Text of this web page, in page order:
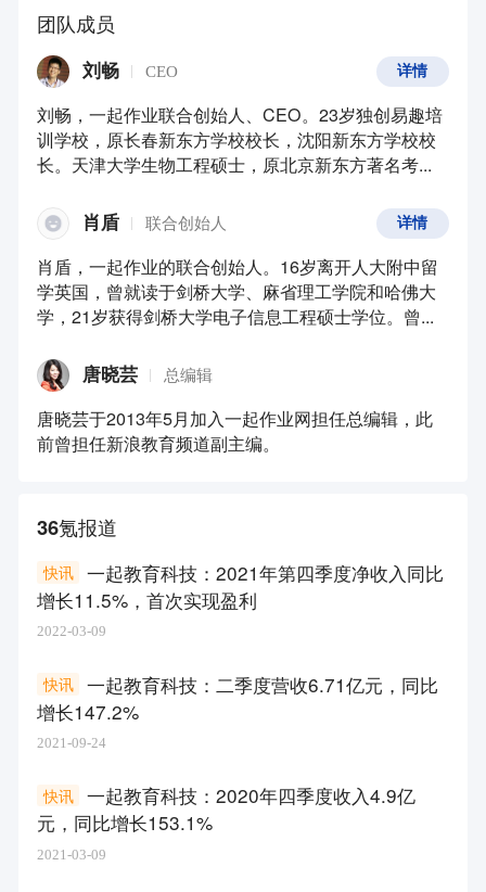
团队成员
刘畅 CEO
刘畅，一起作业联合创始人、CEO。23岁独创易趣培
训学校，原长春新东方学校校长，沈阳新东方学校校
长。天津大学生物工程硕士，原北京新东方著名考...
详情
肖盾 联合创始人
肖盾，一起作业的联合创始人。16岁离开人大附中留
学英国，曾就读于剑桥大学、麻省理工学院和哈佛大
学，21岁获得剑桥大学电子信息工程硕士学位。曾...
详情
唐晓芸 总编辑
唐晓芸于2013年5月加入一起作业网担任总编辑，此
前曾担任新浪教育频道副主编。
36氪报道
一起教育科技：2021年第四季度净收入同比
增长11.5%，首次实现盈利
快讯
2022-03-09
一起教育科技：二季度营收6.71亿元，同比
增长147.2%
快讯
2021-09-24
一起教育科技：2020年四季度收入4.9亿
元，同比增长153.1%
快讯
2021-03-09